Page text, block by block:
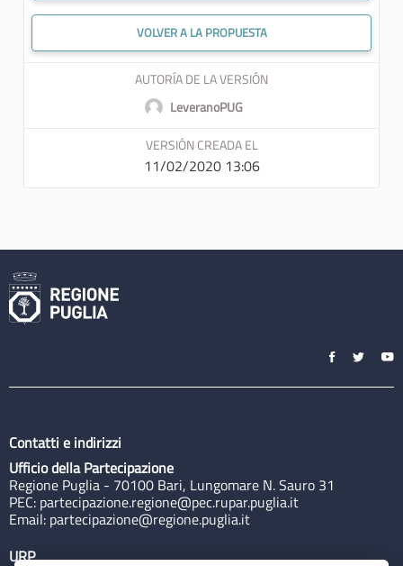
VOLVER A LA PROPUESTA
AUTORÍA DE LA VERSIÓN
LeveranoPUG
VERSIÓN CREADA EL
11/02/2020 13:06
Contatti e indirizzi
Ufficio della Partecipazione
Regione Puglia - 70100 Bari, Lungomare N. Sauro 31
PEC: partecipazione.regione@pec.rupar.puglia.it
Email: partecipazione@regione.puglia.it
URP